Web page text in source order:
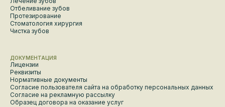
Отбеливание зубов
Протезирование
Стоматология хирургия
Чистка зубов
ДОКУМЕНТАЦИЯ
Лицензии
Реквизиты
Нормативные документы
Согласие пользователя сайта на обработку персональных данных
Согласие на рекламную рассылку
Образец договора на оказание услуг